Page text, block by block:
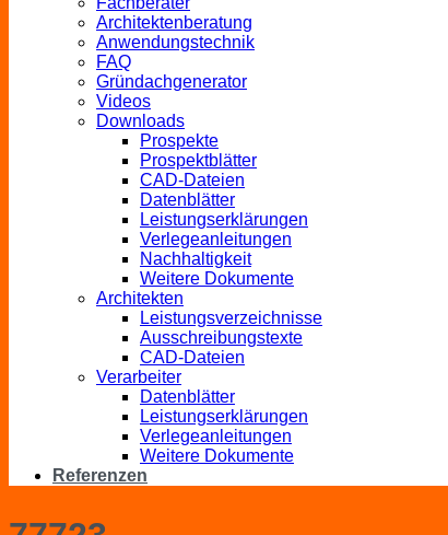
Architektenberatung
Anwendungstechnik
FAQ
Gründachgenerator
Videos
Downloads
Prospekte
Prospektblätter
CAD-Dateien
Datenblätter
Leistungserklärungen
Verlegeanleitungen
Nachhaltigkeit
Weitere Dokumente
Architekten
Leistungsverzeichnisse
Ausschreibungstexte
CAD-Dateien
Verarbeiter
Datenblätter
Leistungserklärungen
Verlegeanleitungen
Weitere Dokumente
Referenzen